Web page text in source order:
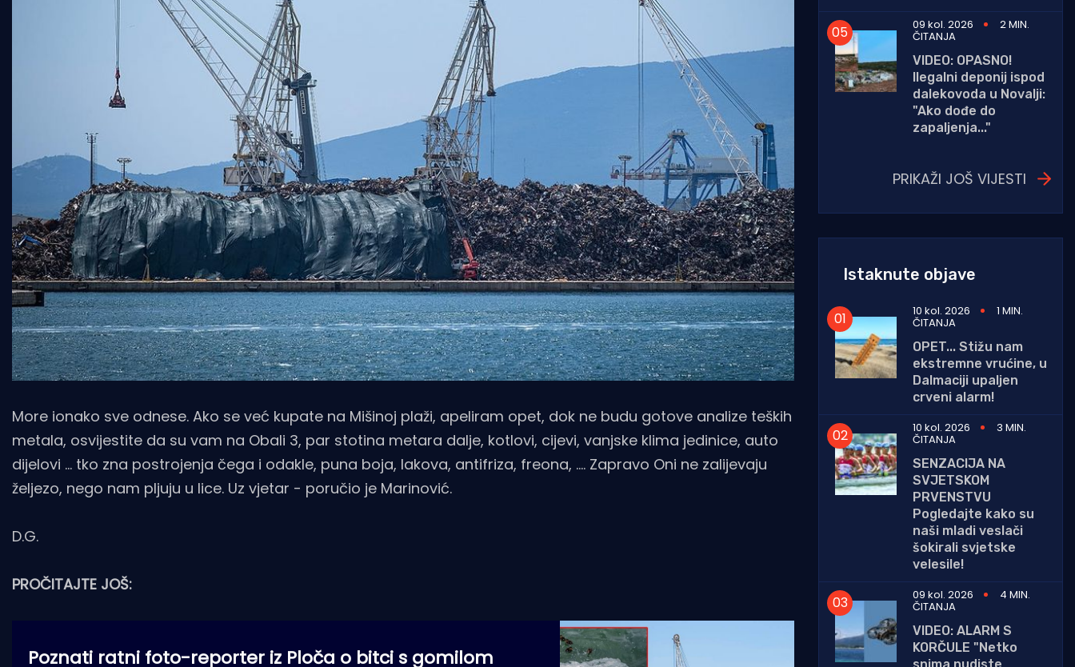
More ionako sve odnese. Ako se već kupate na Mišinoj plaži, apeliram opet, dok ne budu gotove analize teških
metala, osvijestite da su vam na Obali 3, par stotina metara dalje, kotlovi, cijevi, vanjske klima jedinice, auto
dijelovi ... tko zna postrojenja čega i odakle, puna boja, lakova, antifriza, freona, .... Zapravo Oni ne zalijevaju
željezo, nego nam pljuju u lice. Uz vjetar - poručio je Marinović.
D.G.
PROČITAJTE JOŠ:
Poznati ratni foto-reporter iz Ploča o bitci s gomilom
09 kol. 2026
2 MIN.
ČITANJA
VIDEO: OPASNO!
Ilegalni deponij ispod
dalekovoda u Novalji:
"Ako dođe do
zapaljenja..."
PRIKAŽI JOŠ VIJESTI
Istaknute objave
10 kol. 2026 1 MIN.
ČITANJA
OPET... Stižu nam
ekstremne vrućine, u
Dalmaciji upaljen
crveni alarm!
10 kol. 2026
3 MIN.
ČITANJA
SENZACIJA NA
SVJETSKOM
PRVENSTVU
Pogledajte kako su
naši mladi veslači
šokirali svjetske
velesile!
09 kol. 2026
4 MIN.
ČITANJA
VIDEO: ALARM S
KORČULE "Netko
snima nudiste